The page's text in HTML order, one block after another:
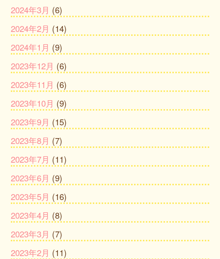
2024年3月 (6)
2024年2月 (14)
2024年1月 (9)
2023年12月 (6)
2023年11月 (6)
2023年10月 (9)
2023年9月 (15)
2023年8月 (7)
2023年7月 (11)
2023年6月 (9)
2023年5月 (16)
2023年4月 (8)
2023年3月 (7)
2023年2月 (11)